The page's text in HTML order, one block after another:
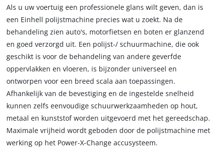
Als u uw voertuig een professionele glans wilt geven, dan is
een Einhell polijstmachine precies wat u zoekt. Na de
behandeling zien auto's, motorfietsen en boten er glanzend
en goed verzorgd uit. Een polijst-/ schuurmachine, die ook
geschikt is voor de behandeling van andere geverfde
oppervlakken en vloeren, is bijzonder universeel en
ontworpen voor een breed scala aan toepassingen.
Afhankelijk van de bevestiging en de ingestelde snelheid
kunnen zelfs eenvoudige schuurwerkzaamheden op hout,
metaal en kunststof worden uitgevoerd met het gereedschap.
Maximale vrijheid wordt geboden door de polijstmachine met
werking op het Power-X-Change accusysteem.